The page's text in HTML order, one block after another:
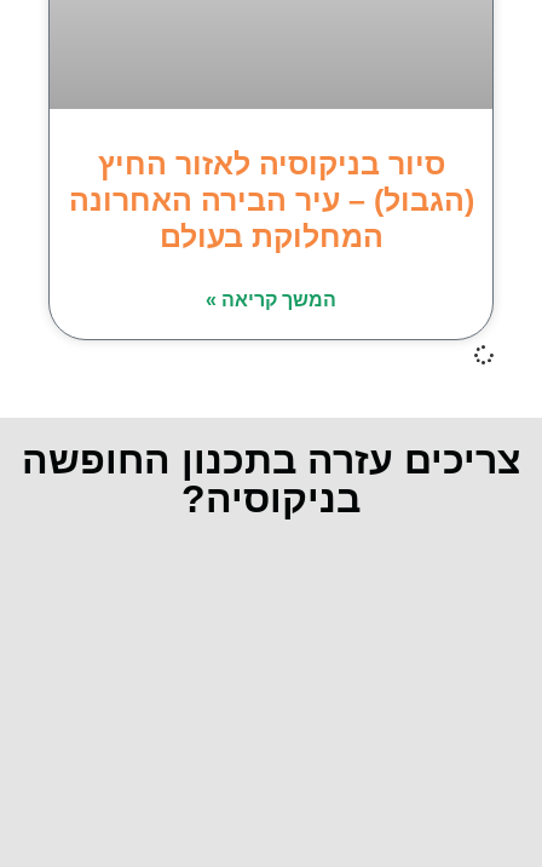
סיור בניקוסיה לאזור החיץ
(הגבול) – עיר הבירה האחרונה
המחלוקת בעולם
המשך קריאה »
צריכים עזרה בתכנון החופשה
בניקוסיה?